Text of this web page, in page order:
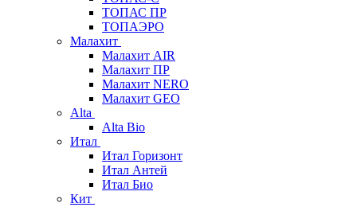
ТОПАС ПР
ТОПАЭРО
Малахит
Малахит AIR
Малахит ПР
Малахит NERO
Малахит GEO
Alta
Alta Bio
Итал
Итал Горизонт
Итал Антей
Итал Био
Кит